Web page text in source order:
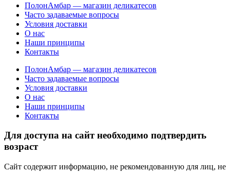
ПолонАмбар — магазин деликатесов
Часто задаваемые вопросы
Условия доставки
О нас
Наши принципы
Контакты
ПолонАмбар — магазин деликатесов
Часто задаваемые вопросы
Условия доставки
О нас
Наши принципы
Контакты
Для доступа на сайт необходимо подтвердить
возраст
Сайт содержит информацию, не рекомендованную для лиц, не